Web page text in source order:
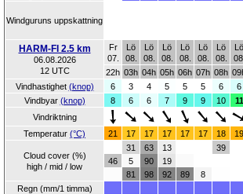
Windguruns uppskattning
HARM-FI 2.5 km
06.08.2026
12 UTC
Fr
07.
Lö
08.
Lö
08.
Lö
08.
Lö
08.
Lö
08.
Lö
08.
Lö
22h 03h 04h 05h 06h 07h 08h
Vindhastighet (knop) 6 3 4 5 5 5 6
6
Vindbyar (knop) 8 6 6 7 9 9 10
11
Vindriktning
Temperatur (°C) 21 17 17 17 17 17 18 19
Cloud cover (%)
high / mid / low
46
31
5
81
63
90
98
13
19
92
89 8
39
Regn (mm/1 timma)